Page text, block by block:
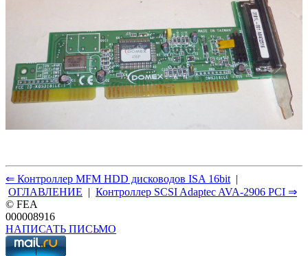
⇐ Контроллер MFM HDD дисководов ISA 16bit |
ОГЛАВЛЕНИЕ | Контроллер SCSI Adaptec AVA-2906 PCI ⇒
© FEA
000008916
НАПИСАТЬ ПИСЬМО